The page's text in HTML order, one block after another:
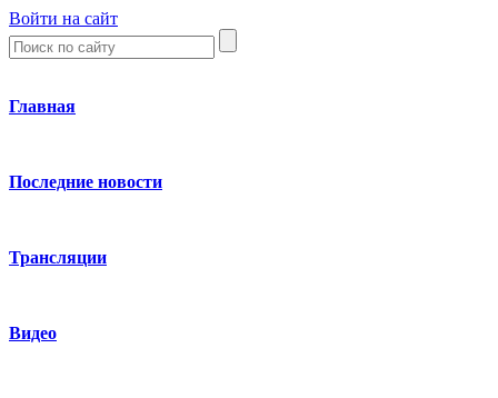
Войти на сайт
Главная
Последние новости
Трансляции
Видео